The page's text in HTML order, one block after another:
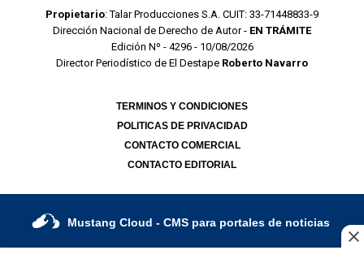
Propietario: Talar Producciones S.A. CUIT: 33-71448833-9
Dirección Nacional de Derecho de Autor - EN TRÁMITE
Edición Nº - 4296 - 10/08/2026
Director Periodístico de El Destape Roberto Navarro
TERMINOS Y CONDICIONES
POLITICAS DE PRIVACIDAD
CONTACTO COMERCIAL
CONTACTO EDITORIAL
Mustang Cloud - CMS para portales de noticias